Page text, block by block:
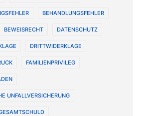
BEHANDLUNGSFEHLER
BEWEISRECHT DATENSCHUTZ
DRITTWIDERKLAGE
FAMILIENPRIVILEG
UNFALLVERSICHERUNG